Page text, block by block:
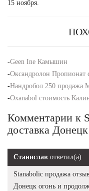
15 ноября.
-Geen Ine Камышин
-Оксандролон Пропионат
-Нандробол 250 продажа
-Oxanabol стоимость
Комментарии к
доставка Донецк
Станислав ответил(а)
Stanabolic продажа
Донецк огонь и